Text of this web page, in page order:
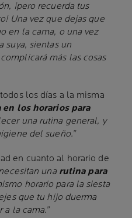
¡pero recuerda tus
Una vez que dejas que
en la cama, o una vez
suya, sientas un
más las cosas
los días a la misma
en los horarios para
una rutina general, y
del sueño.”
en cuanto al horario de
una rutina para
horario para la siesta
que tu hijo duerma
la cama.”